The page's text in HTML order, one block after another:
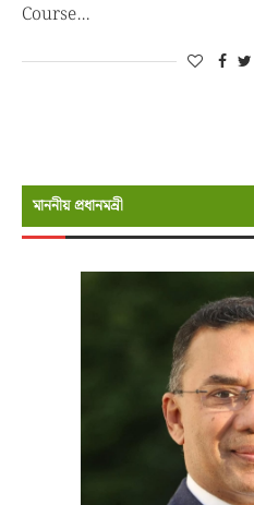
Course…
মাননীয় প্রধানমন্রী